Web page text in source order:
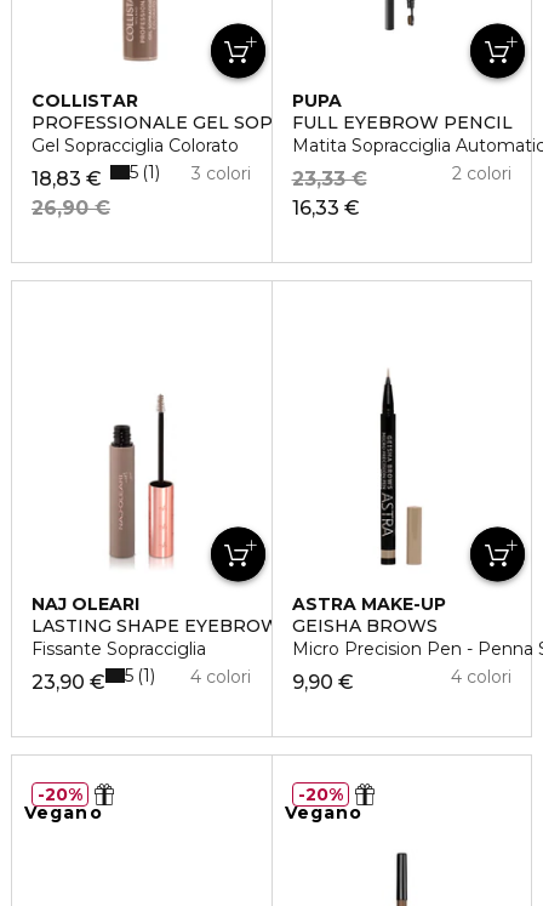
COLLISTAR
PROFESSIONALE GEL SOPRACCIGLIA COLORATO
Gel Sopracciglia Colorato
18,83 €
26,90 €
3 colori
5 1
PUPA
FULL EYEBROW PENCIL
Matita Sopracciglia
16,33 €
23,33 € 2 colori
NAJ OLEARI
LASTING SHAPE EYEBROW FIXER
Fissante Sopracciglia
23,90 € 4 colori
5 1
ASTRA MAKE-UP
GEISHA BROWS
Micro Precision Pen - Penna
9,90 € 4 colori
Vegano
20%
Vegano
20%